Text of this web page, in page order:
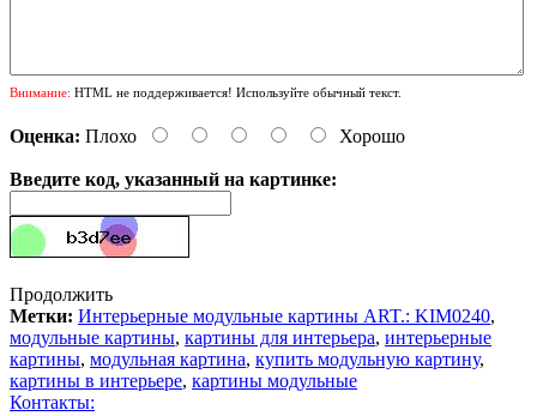
Внимание: HTML не поддерживается! Используйте обычный текст.
Оценка: Плохо Хорошо
Введите код, указанный на картинке:
Продолжить
Метки: Интерьерные модульные картины ART.: KIM0240,
модульные картины, картины для интерьера, интерьерные
картины, модульная картина, купить модульную картину,
картины в интерьере, картины модульные
Контакты: